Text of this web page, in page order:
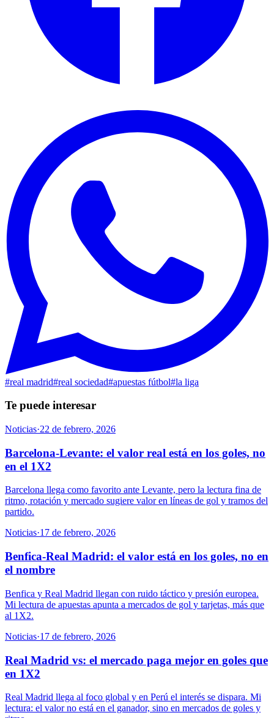
#real madrid#real sociedad#apuestas fútbol#la liga
Te puede interesar
Noticias·22 de febrero, 2026
Barcelona-Levante: el valor real está en los goles, no
en el 1X2
Barcelona llega como favorito ante Levante, pero la lectura fina de
ritmo, rotación y mercado sugiere valor en líneas de gol y tramos del
partido.
Noticias·17 de febrero, 2026
Benfica-Real Madrid: el valor está en los goles, no en
el nombre
Benfica y Real Madrid llegan con ruido táctico y presión europea.
Mi lectura de apuestas apunta a mercados de gol y tarjetas, más que
al 1X2.
Noticias·17 de febrero, 2026
Real Madrid vs: el mercado paga mejor en goles que
en 1X2
Real Madrid llega al foco global y en Perú el interés se dispara. Mi
lectura: el valor no está en el ganador, sino en mercados de goles y